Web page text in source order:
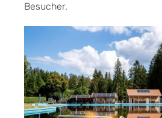
Besucher.